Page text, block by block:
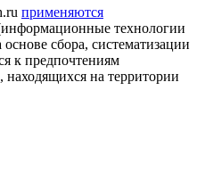
применяются
технологии
сбора, систематизации
к предпочтениям
находящихся на территории